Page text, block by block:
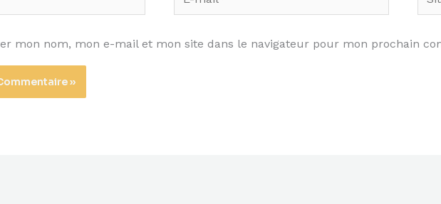
mail*
mon nom, mon e-mail et mon site dans le navigateur pour mon prochain